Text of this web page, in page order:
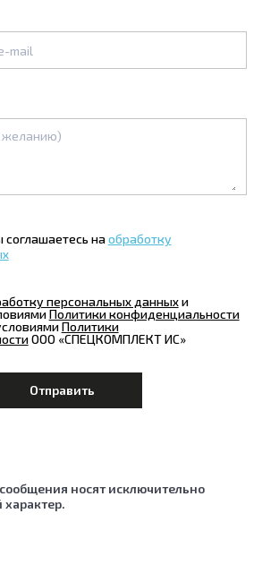
наобработку
персональных данныхи
Политики конфиденциальности
Политики
ООО «СПЕЦКОМПЛЕКТ ИС»
носят исключительно